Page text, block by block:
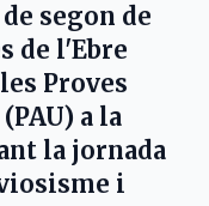
segon de
de l'Ebre
Proves
a la
la jornada
i